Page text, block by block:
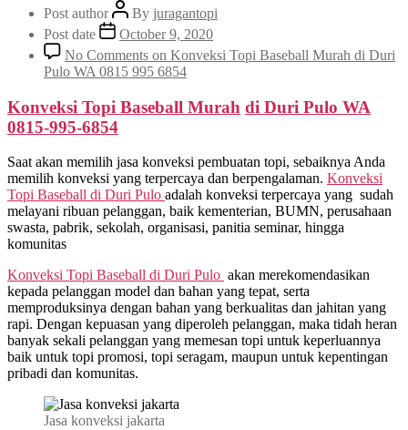
Post author By juragantopi
Post date
October 9, 2020
No Comments on Konveksi Topi Baseball Murah di Duri
Pulo WA 0815 995 6854
Konveksi Topi Baseball Murah di Duri Pulo WA
0815-995-6854
Saat akan memilih jasa konveksi pembuatan topi, sebaiknya Anda
memilih konveksi yang terpercaya dan berpengalaman. Konveksi
Topi Baseball di Duri Pulo adalah konveksi terpercaya yang sudah
melayani ribuan pelanggan, baik kementerian, BUMN, perusahaan
swasta, pabrik, sekolah, organisasi, panitia seminar, hingga
komunitas
Konveksi Topi Baseball di Duri Pulo akan merekomendasikan
kepada pelanggan model dan bahan yang tepat, serta
memproduksinya dengan bahan yang berkualitas dan jahitan yang
rapi. Dengan kepuasan yang diperoleh pelanggan, maka tidah heran
banyak sekali pelanggan yang memesan topi untuk keperluannya
baik untuk topi promosi, topi seragam, maupun untuk kepentingan
pribadi dan komunitas.
Jasa konveksi jakarta